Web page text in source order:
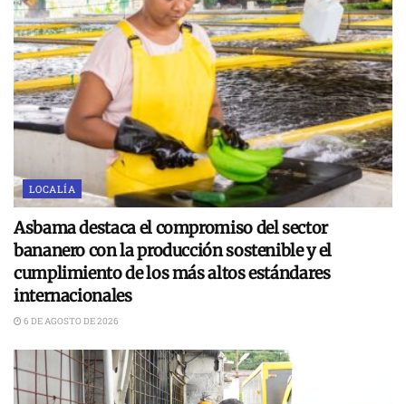
LOCALÍA
Asbama destaca el compromiso del sector
bananero con la producción sostenible y el
cumplimiento de los más altos estándares
internacionales
6 DE AGOSTO DE 2026